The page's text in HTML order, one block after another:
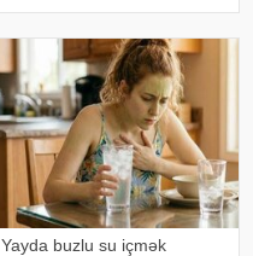
rejimdə istifadə edildikdə zehni
artıq oynanılması fiziki və psixoloji
problemlərə səbəb ola bilər
Yayda buzlu su içmək